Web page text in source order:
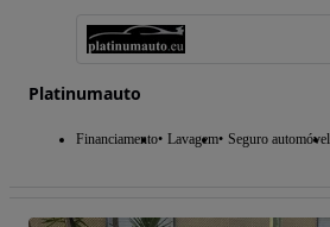
Platinumauto
Financiamento Lavagem Seguro automóvel